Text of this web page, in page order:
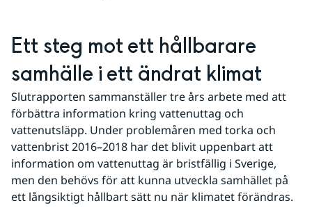
Ett steg mot ett hållbarare
samhälle i ett ändrat klimat
Slutrapporten sammanställer tre års arbete med att
förbättra information kring vattenuttag och
vattenutsläpp. Under problemåren med torka och
vattenbrist 2016–2018 har det blivit uppenbart att
information om vattenuttag är bristfällig i Sverige,
men den behövs för att kunna utveckla samhället på
ett långsiktigt hållbart sätt nu när klimatet förändras.